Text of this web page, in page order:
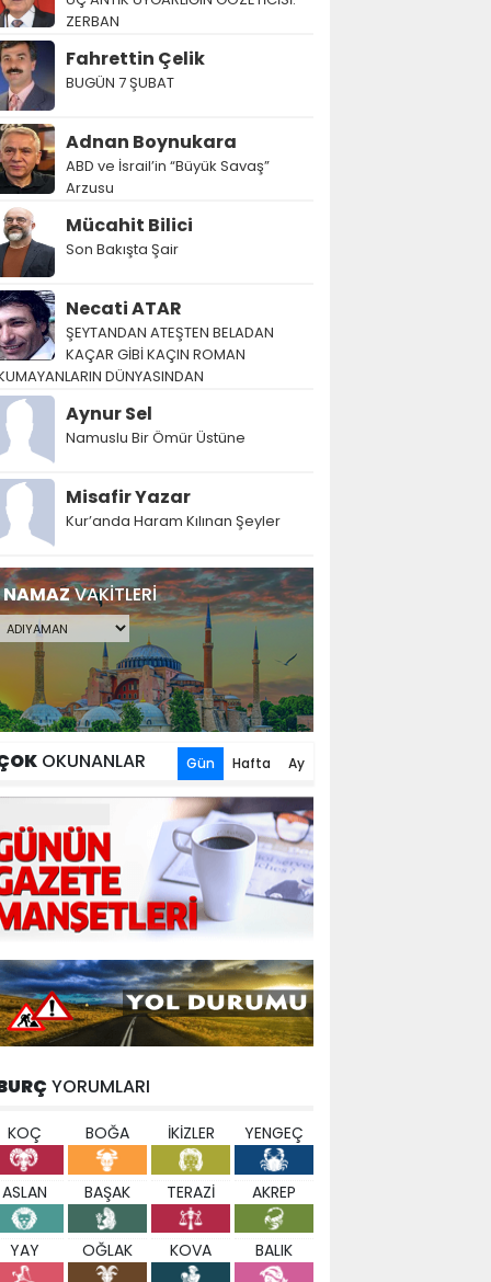
ZERBAN
Fahrettin Çelik
BUGÜN 7 ŞUBAT
Adnan Boynukara
ABD ve İsrail’in “Büyük Savaş”
Arzusu
Mücahit Bilici
Son Bakışta Şair
Necati ATAR
ŞEYTANDAN ATEŞTEN BELADAN
KAÇAR GİBİ KAÇIN ROMAN
DÜNYASINDAN
Aynur Sel
Namuslu Bir Ömür Üstüne
Misafir Yazar
Kur’anda Haram Kılınan Şeyler
NAMAZVAKİTLERİ
OKUNANLAR Gün Hafta Ay
YORUMLARI
KOÇ BOĞA İKİZLER YENGEÇ
ASLAN BAŞAK TERAZİ AKREP
YAY OĞLAK KOVA BALIK